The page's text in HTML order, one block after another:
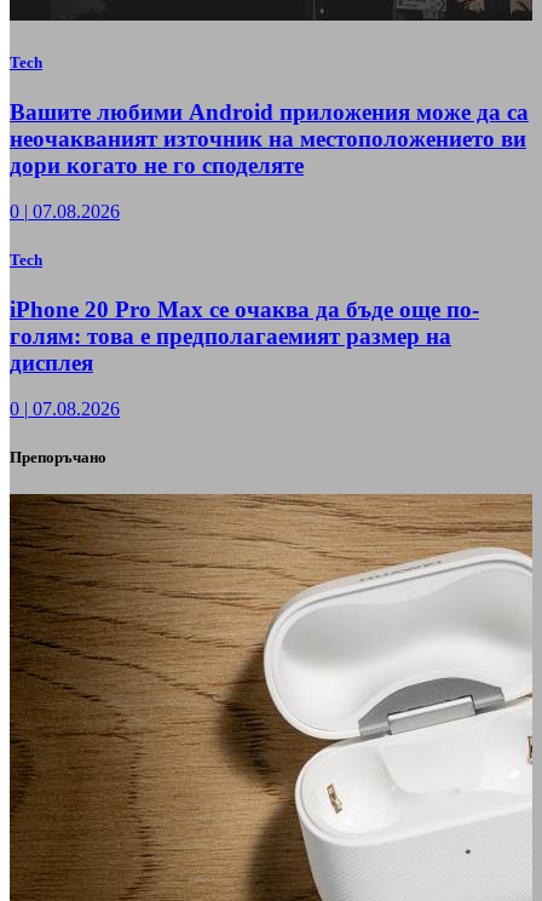
Tech
Вашите любими Android приложения може да са
неочакваният източник на местоположението ви
дори когато не го споделяте
0 | 07.08.2026
Tech
iPhone 20 Pro Max се очаква да бъде още по-
голям: това е предполагаемият размер на
дисплея
0 07.08.2026
Препоръчано